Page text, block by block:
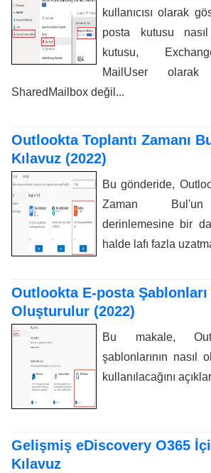
kullanıcısı olarak
posta kutusu
kutusu,
MailUser
SharedMailbox değil...
Outlookta Toplantı Zamanı
Kılavuz (2022)
Bu gönderide,
Zaman Bul'un
derinlemesine bir
halde lafı fazla
Outlookta E-posta Şablonları
Oluşturulur (2022)
Bu makale,
şablonlarının nasıl
kullanılacağını
Gelişmiş eDiscovery O365
Kılavuz